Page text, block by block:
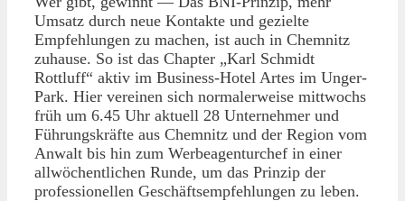
Umsatz durch neue Kontakte und gezielte
Empfehlungen zu machen, ist auch in Chemnitz
zuhause. So ist das Chapter „Karl Schmidt
Rottluff“ aktiv im Business-Hotel Artes im Unger-
Park. Hier vereinen sich normalerweise mittwochs
früh um 6.45 Uhr aktuell 28 Unternehmer und
Führungskräfte aus Chemnitz und der Region vom
Anwalt bis hin zum Werbeagenturchef in einer
allwöchentlichen Runde, um das Prinzip der
professionellen Geschäftsempfehlungen zu leben.